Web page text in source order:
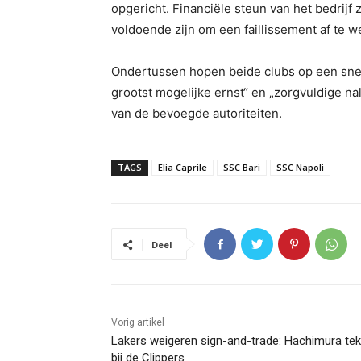
opgericht. Financiële steun van het bedrijf
voldoende zijn om een faillissement af te
Ondertussen hopen beide clubs op een
grootst mogelijke ernst“ en „zorgvuldige
van de bevoegde autoriteiten.
TAGS Elia Caprile SSC Bari SSC Napoli
Deel
Vorig artikel
Lakers weigeren sign-and-trade: Hachimura
bij de Clippers